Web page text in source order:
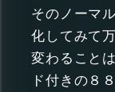
そのノーマ
化してみて
変わること
ド付きの８